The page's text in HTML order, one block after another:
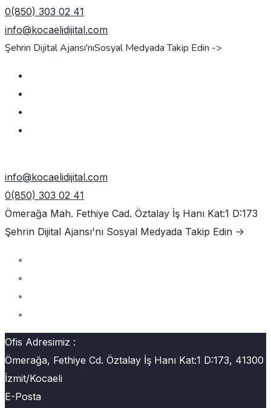
0(850) 303 02 41
info@kocaelidijital.com
Şehrin Dijital Ajansı'nıSosyal Medyada Takip Edin ->
info@kocaelidijital.com
0(850) 303 02 41
Ömerağa Mah. Fethiye Cad. Öztalay İş Hanı Kat:1 D:173
Şehrin Dijital Ajansı'nı Sosyal Medyada Takip Edin ->
Ofis Adresimiz :
Ömerağa, Fethiye Cd. Öztalay İş Hanı Kat:1 D:173, 41300
İzmit/Kocaeli
E-Posta